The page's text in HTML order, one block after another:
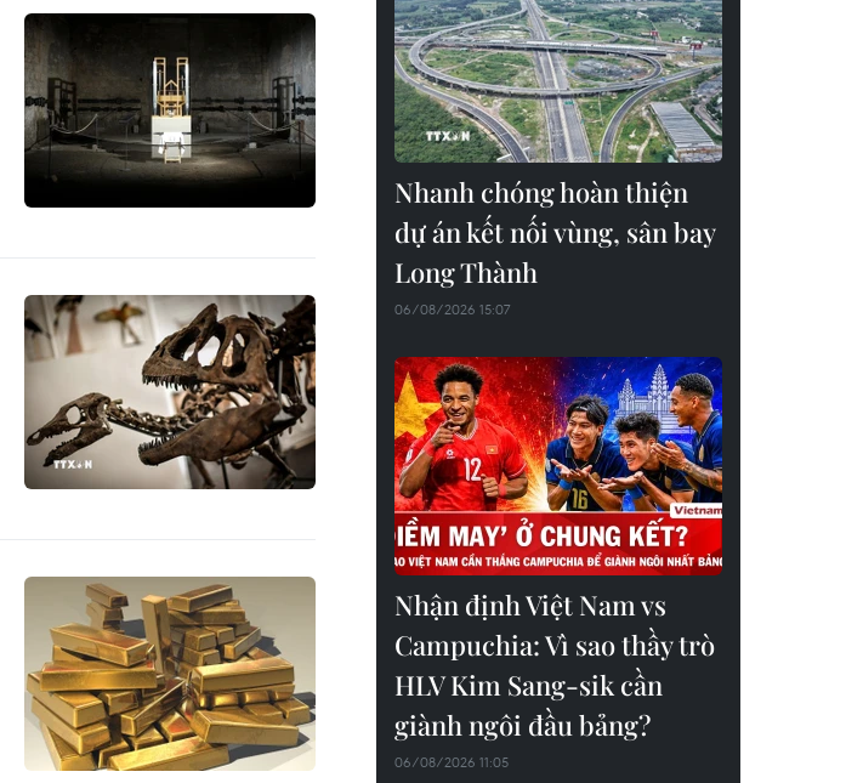
Nhanh chóng hoàn thiện
dự án kết nối vùng, sân bay
Long Thành
06/08/2026 15:07
Nhận định Việt Nam vs
Campuchia: Vì sao thầy trò
HLV Kim Sang-sik cần
giành ngôi đầu bảng?
06/08/2026 11:05